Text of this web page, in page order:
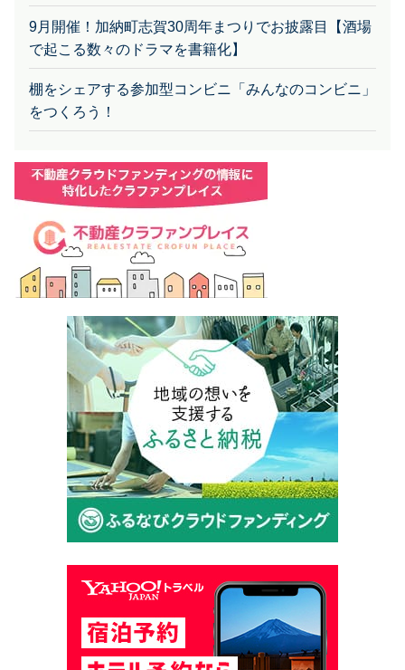
9月開催！加納町志賀30周年まつりでお披露目【酒場
で起こる数々のドラマを書籍化】
棚をシェアする参加型コンビニ「みんなのコンビニ」
をつくろう！